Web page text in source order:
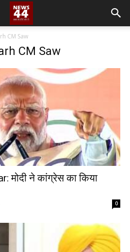
CM Saw
CM Saw
मोदी ने कांग्रेस का किया
0